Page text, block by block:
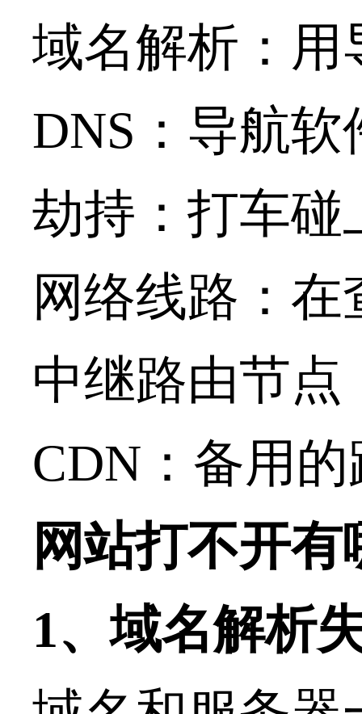
域名解析：用
DNS：导航
劫持：打车碰
网络线路：
中继路由节
CDN：备用
网站打不开
1、域名解析